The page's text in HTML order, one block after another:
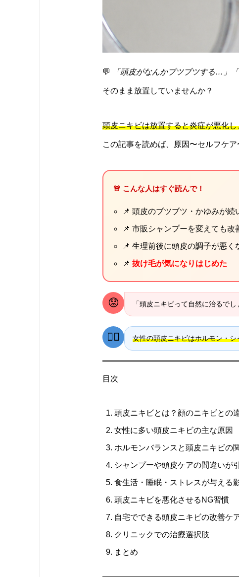
💬 「頭皮がなんかブツブツする…」
そのまま放置していませんか？
頭皮ニキビは放置すると炎症が悪化し
この記事を読めば、原因〜セルフケ
🚨 こんな人はすぐ読んで！
📌 頭皮のブツブツ・かゆみが続
📌 市販シャンプーを変えても改
📌 生理前後に頭皮の調子が悪く
📌 抜け毛が気になりはじめた
😟 「頭皮ニキビって自然に治るで
👩‍⚕️ 女性の頭皮ニキビはホルモン・
目次
頭皮ニキビとは？顔のニキビとの
女性に多い頭皮ニキビの主な原因
ホルモンバランスと頭皮ニキビの
シャンプーや頭皮ケアの間違いが
食生活・睡眠・ストレスが与える
頭皮ニキビを悪化させるNG習慣
自宅でできる頭皮ニキビの改善ケ
クリニックでの治療選択肢
まとめ